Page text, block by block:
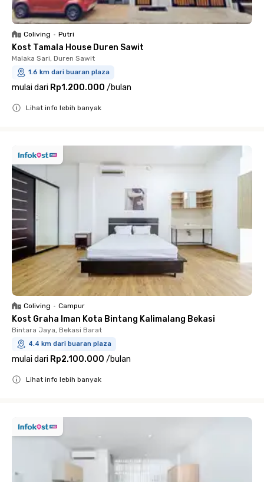
Coliving • Putri
Kost Tamala House Duren Sawit
Malaka Sari, Duren Sawit
1.6 km dari buaran plaza
mulai dari Rp1.200.000 /bulan
Lihat info lebih banyak
Coliving • Campur
Kost Graha Iman Kota Bintang Kalimalang Bekasi
Bintara Jaya, Bekasi Barat
4.4 km dari buaran plaza
mulai dari Rp2.100.000 /bulan
Lihat info lebih banyak